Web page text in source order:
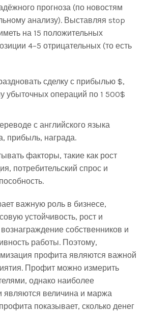
прогноза (по новостям
анализу). Выставляя stop
на 15 положительных
4–5 отрицательных (то есть
сделку с прибылью $,
убыточных операций по 1 500$
с английского языка
прибыль, награда.
факторы, такие как рост
потребительский спрос и
важную роль в бизнесе,
устойчивость, рост и
собственников и
работы. Поэтому,
профита являются важной
Профит можно измерить
однако наиболее
являются величина и маржа
показывает, сколько денег